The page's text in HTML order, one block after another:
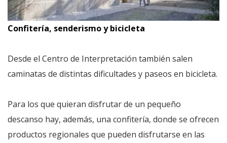
Confitería, senderismo y bicicleta
Desde el Centro de Interpretación también salen
caminatas de distintas dificultades y paseos en bicicleta.
Para los que quieran disfrutar de un pequeño
descanso hay, además, una confitería, donde se ofrecen
productos regionales que pueden disfrutarse en las